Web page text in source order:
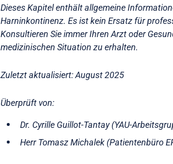
Dieses Kapitel enthält allgemeine
Harninkontinenz. Es ist kein Ersatz für
Konsultieren Sie immer Ihren Arzt oder
medizinischen Situation zu erhalten.
Zuletzt aktualisiert: August 2025
Überprüft von:
Dr. Cyrille Guillot-Tantay (YAU-
Herr Tomasz Michalek (Patientenbüro